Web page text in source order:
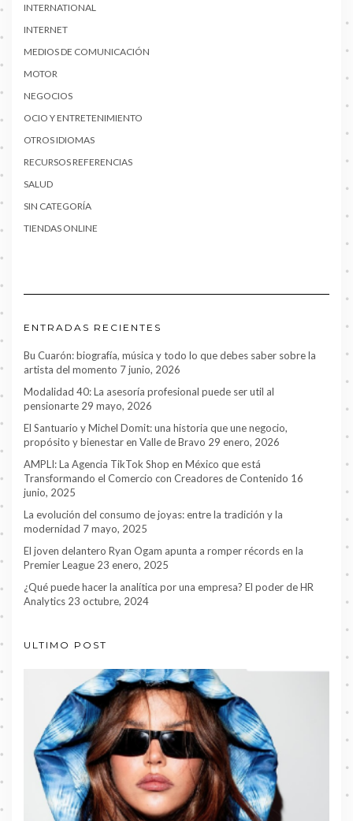
INTERNATIONAL
INTERNET
MEDIOS DE COMUNICACIÓN
MOTOR
NEGOCIOS
OCIO Y ENTRETENIMIENTO
OTROS IDIOMAS
RECURSOS REFERENCIAS
SALUD
SIN CATEGORÍA
TIENDAS ONLINE
ENTRADAS RECIENTES
Bu Cuarón: biografía, música y todo lo que debes saber sobre la
artista del momento 7 junio, 2026
Modalidad 40: La asesoría profesional puede ser util al
pensionarte 29 mayo, 2026
El Santuario y Michel Domit: una historia que une negocio,
propósito y bienestar en Valle de Bravo 29 enero, 2026
AMPLI: La Agencia TikTok Shop en México que está
Transformando el Comercio con Creadores de Contenido 16
junio, 2025
La evolución del consumo de joyas: entre la tradición y la
modernidad 7 mayo, 2025
El joven delantero Ryan Ogam apunta a romper récords en la
Premier League 23 enero, 2025
¿Qué puede hacer la analítica por una empresa? El poder de HR
Analytics 23 octubre, 2024
ULTIMO POST